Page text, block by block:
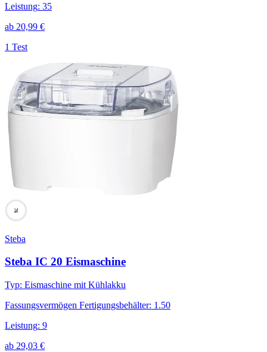
Leistung: 35
ab 20,99 €
1 Test
76
Steba
Steba IC 20 Eismaschine
Typ: Eismaschine mit Kühlakku
Fassungsvermögen Fertigungsbehälter: 1.50
Leistung: 9
ab 29,03 €